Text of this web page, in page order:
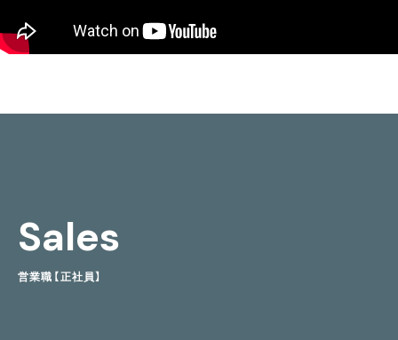
Sales
営業職 【正社員】